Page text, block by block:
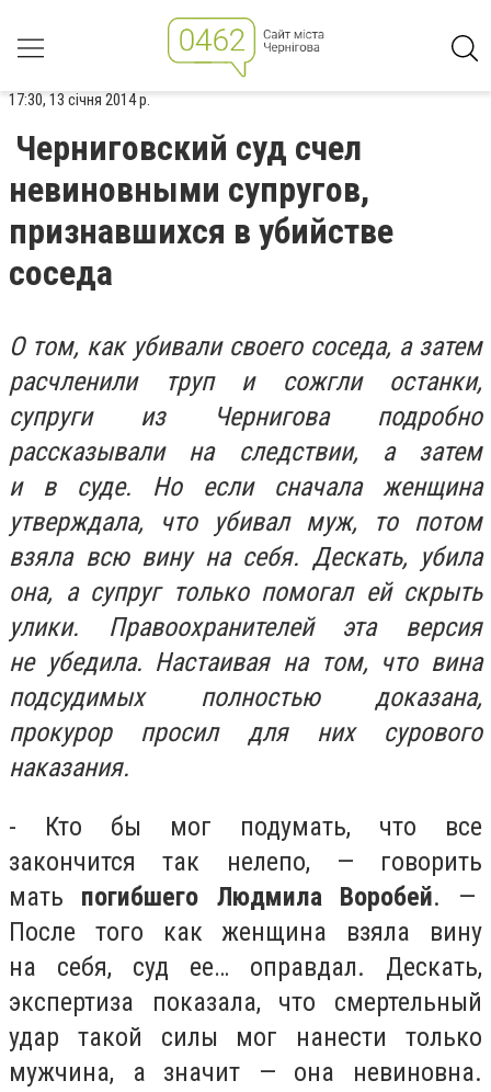
17:30, 13 січня 2014 р.
Черниговский суд счел
невиновными супругов,
признавшихся в убийстве
соседа
О том, как убивали своего соседа, а затем
расчленили труп и сожгли останки,
супруги из Чернигова подробно
рассказывали на следствии, а затем
и в суде. Но если сначала женщина
утверждала, что убивал муж, то потом
взяла всю вину на себя. Дескать, убила
она, а супруг только помогал ей скрыть
улики. Правоохранителей эта версия
не убедила. Настаивая на том, что вина
подсудимых полностью доказана,
прокурор просил для них сурового
наказания.
- Кто бы мог подумать, что все
закончится так нелепо, — говорить
мать погибшего Людмила Воробей. —
После того как женщина взяла вину
на себя, суд ее… оправдал. Дескать,
экспертиза показала, что смертельный
удар такой силы мог нанести только
мужчина, а значит — она невиновна.